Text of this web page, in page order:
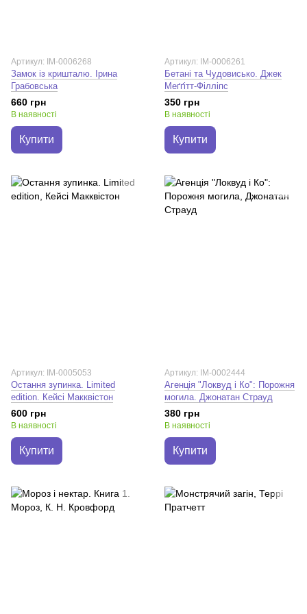
Артикул: IM-0006268
Замок із кришталю. Ірина
Грабовська
660 грн
В наявності
Купити
Артикул: IM-0006261
Бетані та Чудовисько. Джек
Меґґітт-Філліпс
350 грн
В наявності
Купити
Артикул: IM-0005053
Остання зупинка. Limited
edition. Кейсі Макквістон
600 грн
В наявності
Купити
Артикул: IM-0002444
Агенція "Локвуд і Ко": Порожня
могила. Джонатан Страуд
380 грн
В наявності
Купити